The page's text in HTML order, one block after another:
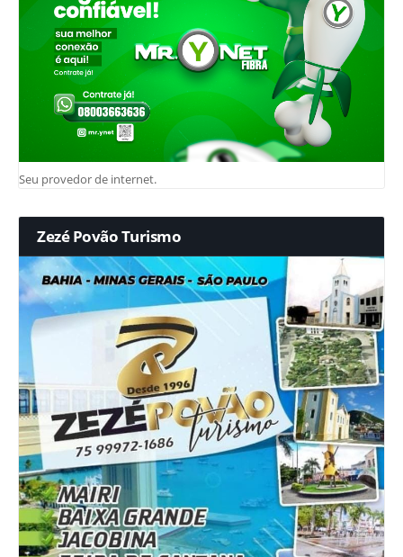
Seu provedor de internet.
Zezé Povão Turismo